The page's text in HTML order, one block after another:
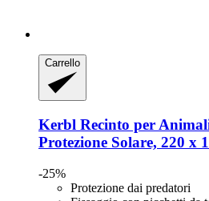
Carrello
Kerbl Recinto per
Protezione Solare, 220 x
-25%
Protezione dai predatori